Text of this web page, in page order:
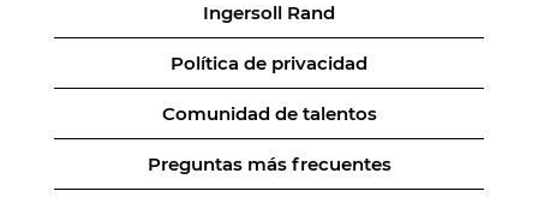
Ingersoll Rand
Política de privacidad
Comunidad de talentos
Preguntas más frecuentes